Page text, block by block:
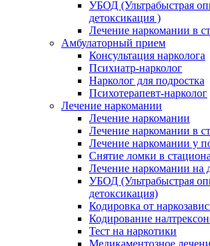
УБОД (Ультрабыстрая
детоксикация )
Лечение наркомании в
Амбулаторный прием
Консультация нарколога
Психиатр-нарколог
Нарколог для подростка
Психотерапевт-нарколог
Лечение наркомании
Лечение наркомании
Лечение наркомании в
Лечение наркомании у
Снятие ломки в
Лечение наркомании на
УБОД (Ультрабыстрая
детоксикация)
Кодировка от
Кодирование
Тест на наркотики
Медикаментозное